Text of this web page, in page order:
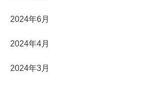
2024年6月
2024年4月
2024年3月